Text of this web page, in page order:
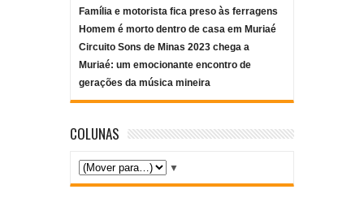
Família e motorista fica preso às ferragens
Homem é morto dentro de casa em Muriaé
Circuito Sons de Minas 2023 chega a
Muriaé: um emocionante encontro de
gerações da música mineira
COLUNAS
▼